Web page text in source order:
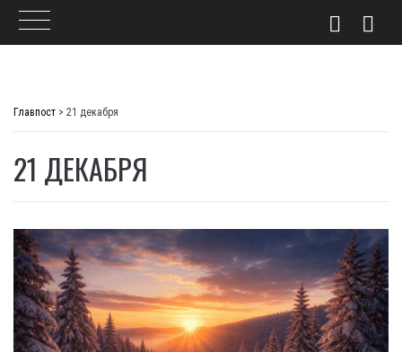
Главпост > 21 декабря
21 ДЕКАБРЯ